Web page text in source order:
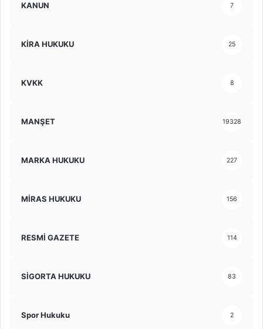
KANUN 7
KİRA HUKUKU 25
KVKK 8
MANŞET 19328
MARKA HUKUKU 227
MİRAS HUKUKU 156
RESMİ GAZETE 114
SİGORTA HUKUKU 83
Spor Hukuku 2